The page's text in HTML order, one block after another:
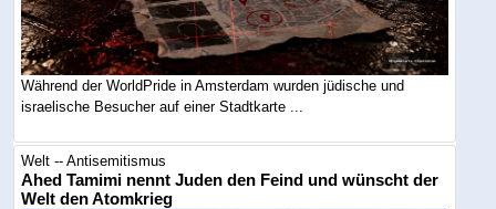
Während der WorldPride in Amsterdam wurden jüdische und
israelische Besucher auf einer Stadtkarte ...
Welt -- Antisemitismus
Ahed Tamimi nennt Juden den Feind und wünscht der
Welt den Atomkrieg